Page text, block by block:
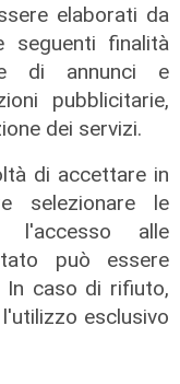
elaborati da
seguenti finalità
di annunci e
pubblicitarie,
dei servizi.
di accettare in
selezionare le
l'accesso alle
può essere
In caso di rifiuto,
esclusivo
contro